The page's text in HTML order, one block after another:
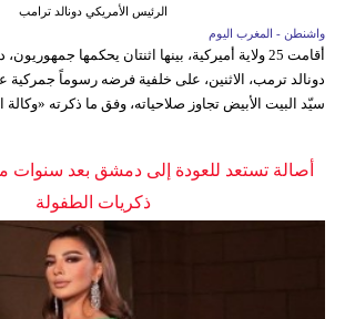
الرئيس الأمريكي دونالد ترامب
واشنطن - المغرب اليوم
أقامت 25 ولاية أميركية، بينها اثنتان يحكمها
سيّد البيت الأبيض تجاوز صلاحياته، وفق ما ذكرته «وكالة
أصالة تستعد للعودة إلى دمشق بعد سنوات
ذكريات الطفولة